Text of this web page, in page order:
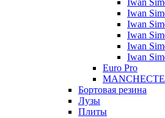
Iwan
Iwan
Iwan
Iwan
Iwan
Iwan
Euro Pro
Бортовая резина
Лузы
Плиты